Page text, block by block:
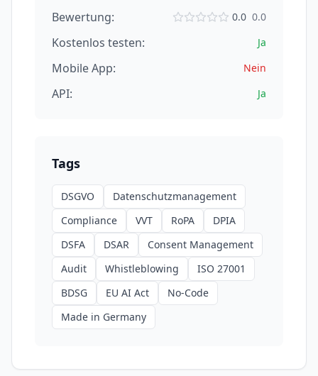
Bewertung: 0.0 0.0
Kostenlos testen: Ja
Mobile App: Nein
API: Ja
Tags
DSGVO
Datenschutzmanagement
Compliance
VVT RoPA
DPIA
DSFA
DSAR
Consent Management
Audit
Whistleblowing
ISO 27001
BDSG
EU AI Act
No-Code
Made in Germany